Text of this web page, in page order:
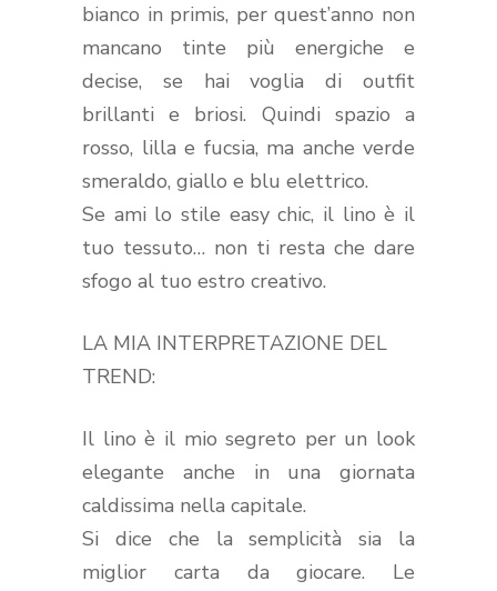
bianco in primis, per quest’anno non
mancano tinte più energiche e
decise, se hai voglia di outfit
brillanti e briosi. Quindi spazio a
rosso, lilla e fucsia, ma anche verde
smeraldo, giallo e blu elettrico.
Se ami lo stile easy chic, il lino è il
tuo tessuto… non ti resta che dare
sfogo al tuo estro creativo.
LA MIA INTERPRETAZIONE DEL
TREND:
Il lino è il mio segreto per un look
elegante anche in una giornata
caldissima nella capitale.
Si dice che la semplicità sia la
miglior carta da giocare. Le